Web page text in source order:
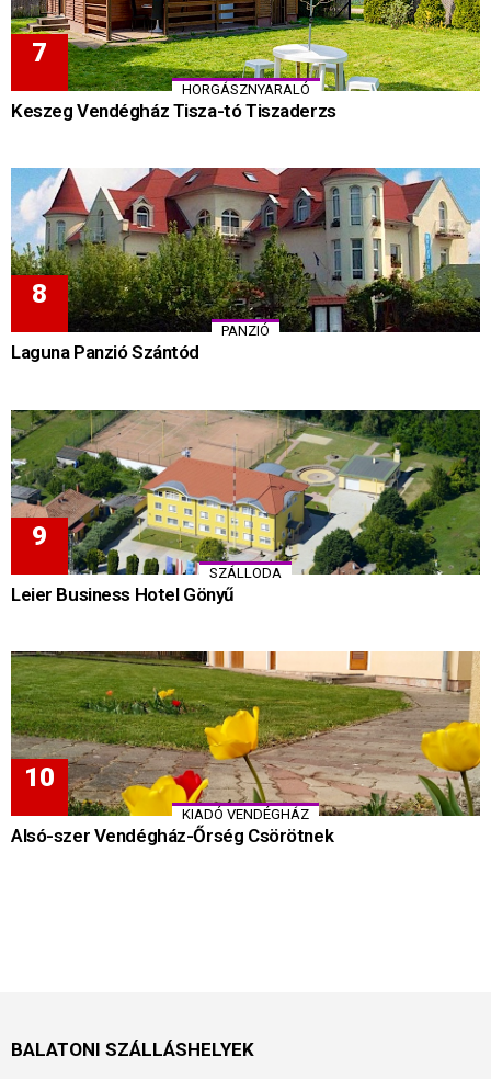
HORGÁSZNYARALÓ
Keszeg Vendégház Tisza-tó Tiszaderzs
PANZIÓ
Laguna Panzió Szántód
SZÁLLODA
Leier Business Hotel Gönyű
KIADÓ VENDÉGHÁZ
Alsó-szer Vendégház-Őrség Csörötnek
BALATONI SZÁLLÁSHELYEK